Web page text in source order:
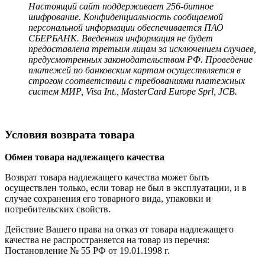
Настоящий сайт поддерживает 256-битное
шифрование. Конфиденциальность сообщаемой
персональной информации обеспечивается ПАО
СБЕРБАНК. Введенная информация не будет
предоставлена третьим лицам за исключением случаев,
предусмотренных законодательством РФ. Проведение
платежей по банковским картам осуществляется в
строгом соответствии с требованиями платежных
систем МИР, Visa Int., MasterCard Europe Sprl, JCB.
Условия возврата товара
Обмен товара надлежащего качества
Возврат товара надлежащего качества может быть
осуществлен только, если товар не был в эксплуатации, и в
случае сохранения его товарного вида, упаковки и
потребительских свойств.
Действие Вашего права на отказ от товара надлежащего
качества не распространяется на товар из перечня:
Постановление № 55 РФ от 19.01.1998 г.